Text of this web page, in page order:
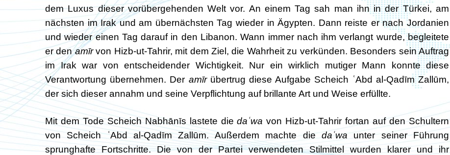
dem Luxus dieser vorübergehenden Welt vor. An einem Tag sah man ihn in der Türkei, am
nächsten im Irak und am übernächsten Tag wieder in Ägypten. Dann reiste er nach Jordanien
und wieder einen Tag darauf in den Libanon. Wann immer nach ihm verlangt wurde, begleitete
er denamīrvon Hizb-ut-Tahrir, mit dem Ziel, die Wahrheit zu verkünden. Besonders sein Auftrag
im Irak war von entscheidender Wichtigkeit. Nur ein wirklich mutiger Mann konnte diese
Verantwortung übernehmen. Der amīrübertrug diese Aufgabe Scheich ʿAbd al-Qadīm Zallūm,
der sich dieser annahm und seine Verpflichtung auf brillante Art und Weise erfüllte.
Mit dem Tode Scheich Nabhānīs lastete diedaʿwa von Hizb-ut-Tahrir fortan auf den Schultern
von Scheich ʿAbd al-Qadīm Zallūm. Außerdem machte die daʿwa unter seiner Führung
sprunghafte Fortschritte. Die von der Partei verwendeten Stilmittel wurden klarer und ihr